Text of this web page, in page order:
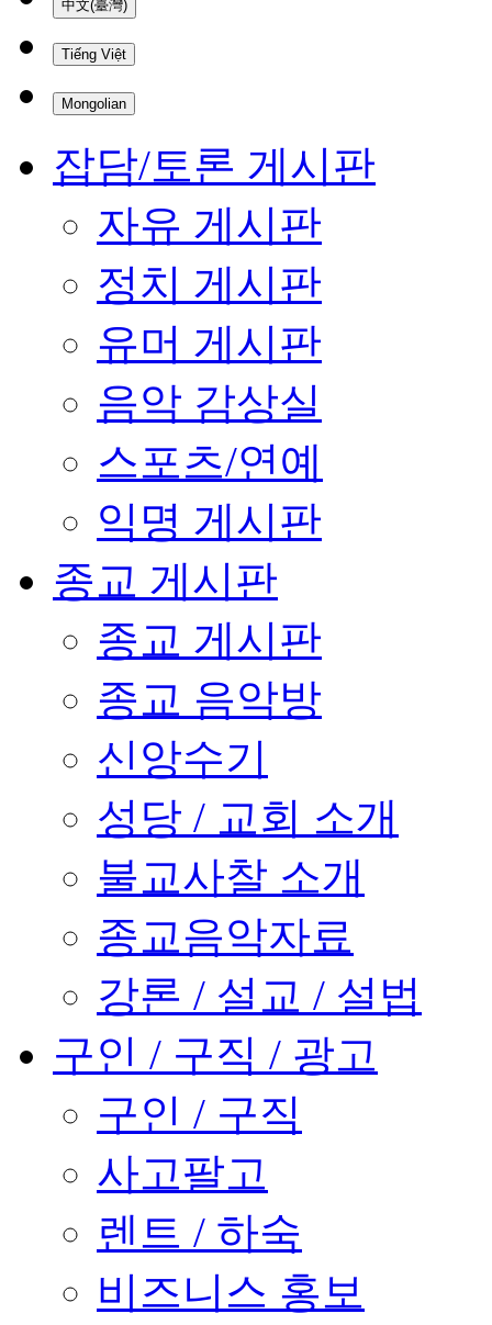
中文(臺灣)
Tiếng Việt
Mongolian
잡담/토론 게시판
자유 게시판
정치 게시판
유머 게시판
음악 감상실
스포츠/연예
익명 게시판
종교 게시판
종교 게시판
종교 음악방
신앙수기
성당 / 교회 소개
불교사찰 소개
종교음악자료
강론 / 설교 / 설법
구인 / 구직 / 광고
구인 / 구직
사고팔고
렌트 / 하숙
비즈니스 홍보